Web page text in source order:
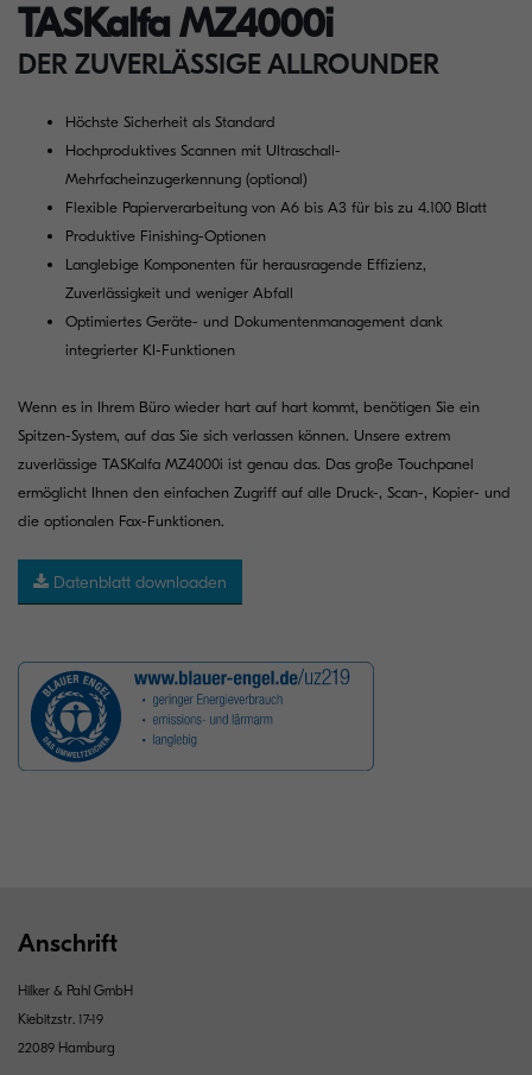
TASKalfa MZ4000i
DER ZUVERLÄSSIGE ALLROUNDER
Höchste Sicherheit als Standard
Hochproduktives Scannen mit Ultraschall-
Mehrfacheinzugerkennung (optional)
Flexible Papierverarbeitung von A6 bis A3 für bis zu 4.100 Blatt
Produktive Finishing-Optionen
Langlebige Komponenten für herausragende Effizienz,
Zuverlässigkeit und weniger Abfall
Optimiertes Geräte- und Dokumentenmanagement dank
integrierter KI-Funktionen
Wenn es in Ihrem Büro wieder hart auf hart kommt, benötigen Sie ein
Spitzen-System, auf das Sie sich verlassen können. Unsere extrem
zuverlässige TASKalfa MZ4000i ist genau das. Das große Touchpanel
ermöglicht Ihnen den einfachen Zugriff auf alle Druck-, Scan-, Kopier- und
die optionalen Fax-Funktionen.
Datenblatt downloaden
Anschrift
Hilker & Pahl GmbH
Kiebitzstr. 17-19
22089 Hamburg